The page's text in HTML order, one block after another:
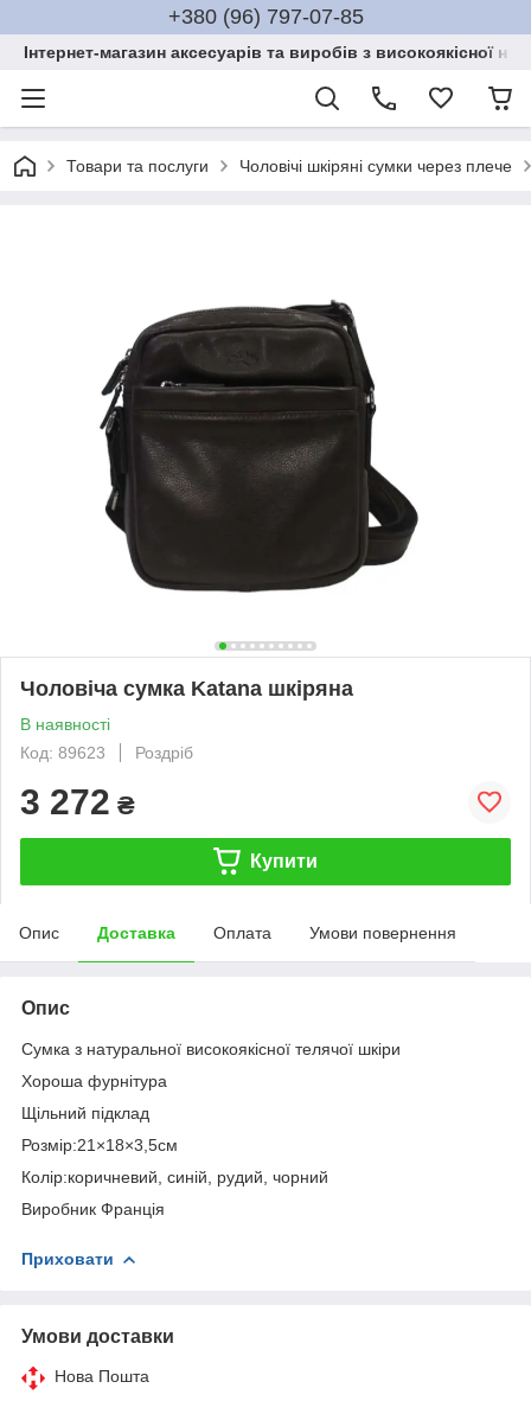
+380 (96) 797-07-85
Інтернет-магазин аксесуарів та виробів з високоякісної
Товари та послуги Чоловічі шкіряні сумки через плече
Чоловіча сумка Katana шкіряна
В наявності
Код: 89623
Роздріб
3 272 ₴
Купити
Опис Доставка Оплата Умови повернення
Опис
Сумка з натуральної високоякісної телячої шкіри
Хороша фурнітура
Щільний підклад
Розмір:21×18×3,5см
Колір:коричневий, синій, рудий, чорний
Виробник Франція
Приховати
Умови доставки
Нова Пошта